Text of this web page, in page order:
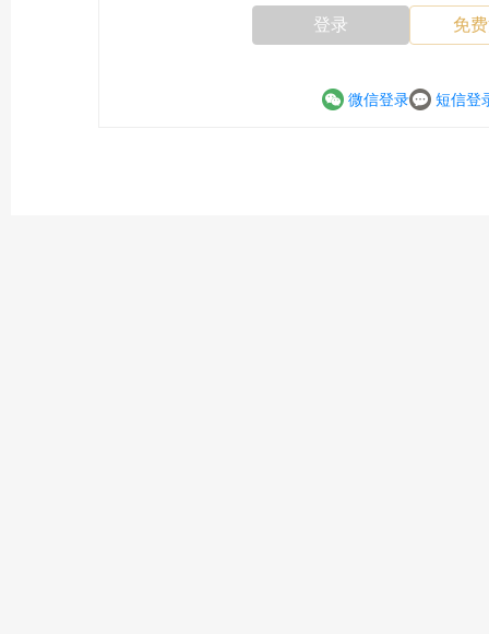
登录 免
微信登录 短信登